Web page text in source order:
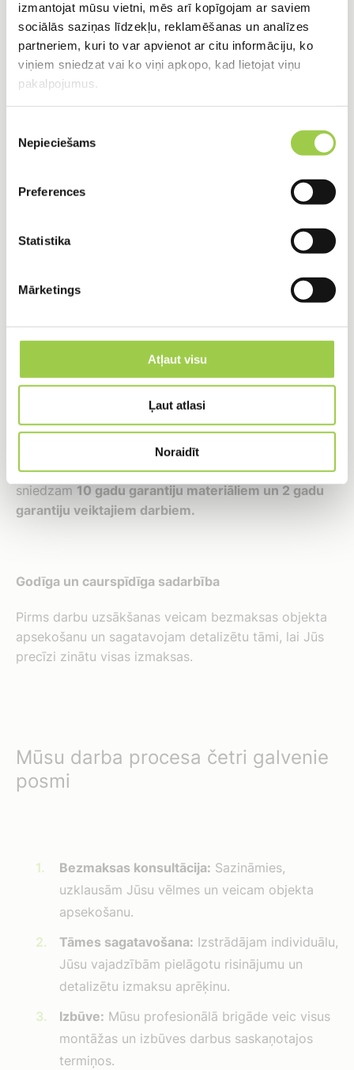
izmantojat mūsu vietni, mēs arī kopīgojam ar saviem
sociālās saziņas līdzekļu, reklamēšanas un analīzes
partneriem, kuri to var apvienot ar citu informāciju, ko
viņiem sniedzat vai ko viņi apkopo, kad lietojat viņu
pakalpojumus.
izvēle
Nepieciešams
Preferences
Statistika
Mārketings
Atļaut visu
Ļaut atlasi
Noraidīt
projektu.
Pilns cikls, viens atbildīgais
un saskaņošanas līdz objekta nodošanai
ekspluatācijā. Jums nav jāuztraucas par dažādu
Pieredze, kas runā pati par sevi
Ar vairāk nekā 500 izbūvētiem projektiem gadā,
sistēmu izbūvi, esam uzkrājuši nenovērtējamas
zināšanas.
Sertificēti risinājumi un garantija
Mēs uzticamies tikai pārbaudītiem, sertificētiem
materiāliem un vadošajiem ražotājiem. Tāpēc droši
sniedzam 10 gadu garantiju materiāliem un 2 gadu
garantiju veiktajiem darbiem.
Godīga un caurspīdīga sadarbība
Pirms darbu uzsākšanas veicam bezmaksas objekta
apsekošanu un sagatavojam detalizētu tāmi, lai Jūs
precīzi zinātu visas izmaksas.
Mūsu darba procesa četri galvenie
posmi
Bezmaksas konsultācija: Sazināmies,
uzklausām Jūsu vēlmes un veicam objekta
apsekošanu.
Tāmes sagatavošana: Izstrādājam individuālu,
Jūsu vajadzībām pielāgotu risinājumu un
detalizētu izmaksu aprēķinu.
Izbūve: Mūsu profesionālā brigāde veic visus
montāžas un izbūves darbus saskaņotajos
termiņos.